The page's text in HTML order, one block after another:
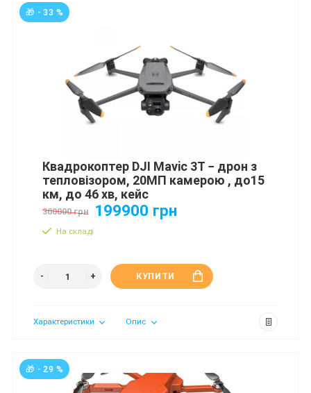
🎁 - 33 %
Квадрокоптер DJI Mavic 3T − дрон з
тепловізором, 20МП камерою , до15
км, до 46 хв, кейс
300000 грн 199900 грн
На складі
КУПИТИ
Характеристики Опис
🎁 - 29 %